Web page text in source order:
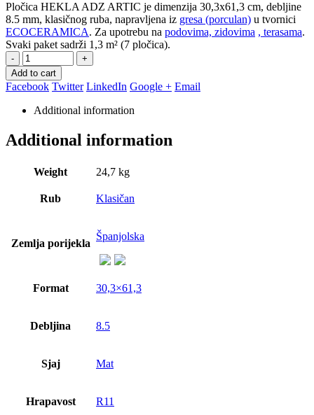
Pločica HEKLA ADZ ARTIC je dimenzija 30,3x61,3 cm, debljine
8.5 mm, klasičnog ruba, napravljena iz gresa (porculan) u tvornici
ECOCERAMICA. Za upotrebu na podovima, zidovima , terasama.
Svaki paket sadrži 1,3 m² (7 pločica).
-
+
Add to cart
Facebook Twitter LinkedIn Google + Email
Additional information
Additional information
Weight 24,7 kg
Rub Klasičan
Zemlja porijekla
Španjolska
Format 30,3×61,3
Debljina 8.5
Sjaj Mat
Hrapavost R11